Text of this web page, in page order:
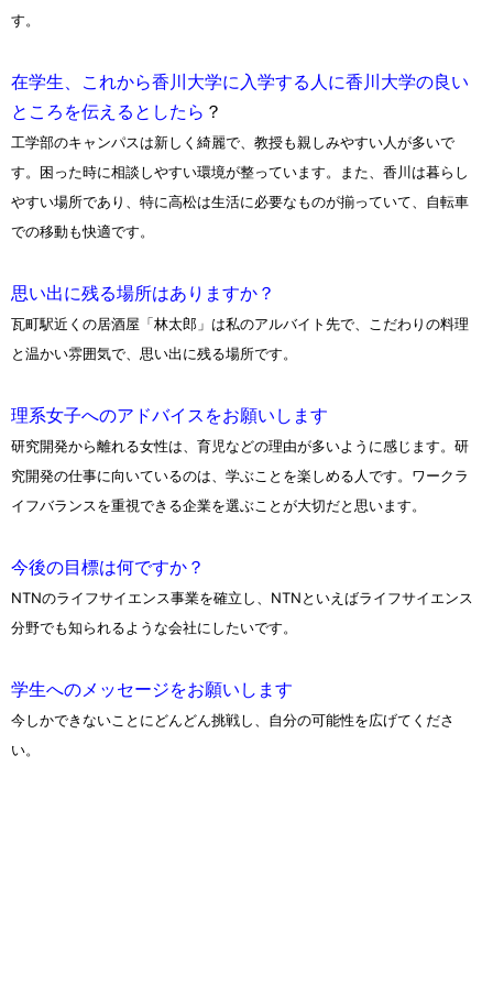
す。
在学生、これから香川大学に入学する人に香川大学の良い
ところを伝えるとしたら ？
工学部のキャンパスは新しく綺麗で、教授も親しみやすい人が多いで
す。困った時に相談しやすい環境が整っています。また、香川は暮らし
やすい場所であり、特に高松は生活に必要なものが揃っていて、自転車
での移動も快適です。
思い出に残る場所はありますか？
瓦町駅近くの居酒屋「林太郎」は私のアルバイト先で、こだわりの料理
と温かい雰囲気で、思い出に残る場所です。
理系女子へのアドバイスをお願いします
研究開発から離れる女性は、育児などの理由が多いように感じます。研
究開発の仕事に向いているのは、学ぶことを楽しめる人です。ワークラ
イフバランスを重視できる企業を選ぶことが大切だと思います。
今後の目標は何ですか？
NTNのライフサイエンス事業を確立し、NTNといえばライフサイエンス
分野でも知られるような会社にしたいです。
学生へのメッセージをお願いします
今しかできないことにどんどん挑戦し、自分の可能性を広げてくださ
い。